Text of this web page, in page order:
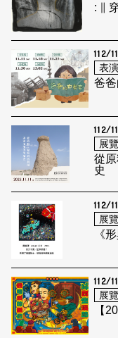
: ∥
112/
表
爸
112/
展覽
從
史
112/
展覽
《
112/
展覽
【